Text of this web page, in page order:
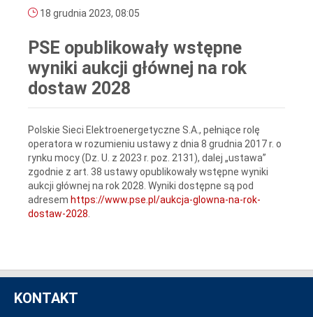
18 grudnia 2023, 08:05
PSE opublikowały wstępne
wyniki aukcji głównej na rok
dostaw 2028
Polskie Sieci Elektroenergetyczne S.A., pełniące rolę
operatora w rozumieniu ustawy z dnia 8 grudnia 2017 r. o
rynku mocy (Dz. U. z 2023 r. poz. 2131), dalej „ustawa”
zgodnie z art. 38 ustawy opublikowały wstępne wyniki
aukcji głównej na rok 2028. Wyniki dostępne są pod
adresem https://www.pse.pl/aukcja-glowna-na-rok-
dostaw-2028
KONTAKT